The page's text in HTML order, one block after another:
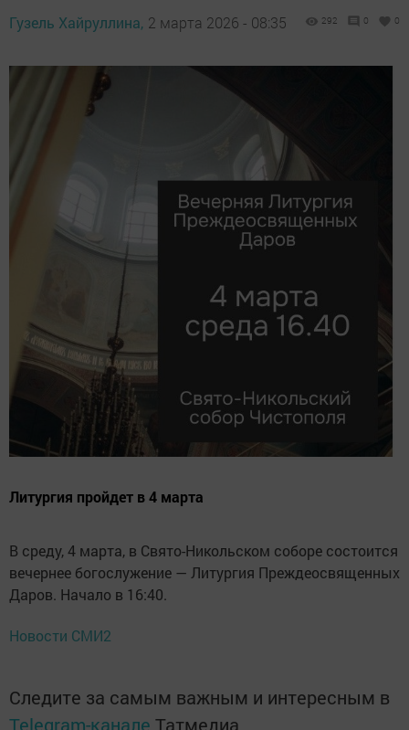
Гузель Хайруллина, 2 марта 2026 - 08:35 292 0 0
Литургия пройдет в 4 марта
В среду, 4 марта, в Свято-Никольском соборе состоится
вечернее богослужение — Литургия Преждеосвященных
Даров. Начало в 16:40.
Новости СМИ2
Следите за самым важным и интересным в
Telegram-канале Татмедиа